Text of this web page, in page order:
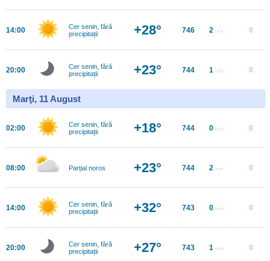
14:00
Cer senin, fără
precipitații
+28° 746 2 m/s 0
20:00
Cer senin, fără
precipitații
+23° 744 1 m/s 0
Marţi, 11 August
02:00
Cer senin, fără
precipitații
+18° 744 0 m/s 0
08:00 Parțial noros +23° 744 2 m/s 0
14:00
Cer senin, fără
precipitații
+32° 743 0 m/s 0
20:00
Cer senin, fără
precipitații
+27° 743 1 m/s 0